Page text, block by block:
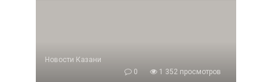
Новости Казани
0
1 352 просмотров